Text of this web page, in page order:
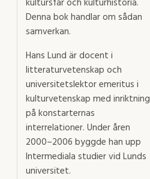
kultursfär och kulturhistoria.
Denna bok handlar om sådan
samverkan.
Hans Lund är docent i
litteraturvetenskap och
universitetslektor emeritus i
kulturvetenskap med inriktning
på konstarternas
interrelationer. Under åren
2000–2006 byggde han upp
Intermediala studier vid Lunds
universitet.